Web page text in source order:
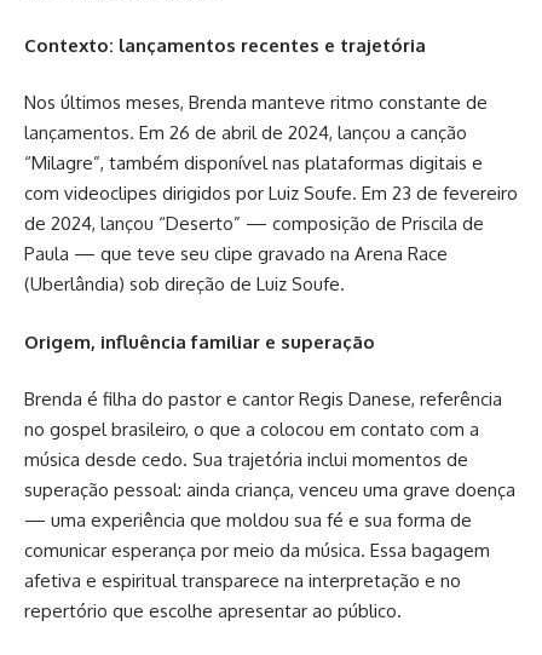
Contexto: lançamentos recentes e trajetória
Nos últimos meses, Brenda manteve ritmo constante de
lançamentos. Em 26 de abril de 2024, lançou a canção
“Milagre”, também disponível nas plataformas digitais e
com videoclipes dirigidos por Luiz Soufe. Em 23 de fevereiro
de 2024, lançou “Deserto” — composição de Priscila de
Paula — que teve seu clipe gravado na Arena Race
(Uberlândia) sob direção de Luiz Soufe.
Origem, influência familiar e superação
Brenda é filha do pastor e cantor Regis Danese, referência
no gospel brasileiro, o que a colocou em contato com a
música desde cedo. Sua trajetória inclui momentos de
superação pessoal: ainda criança, venceu uma grave doença
— uma experiência que moldou sua fé e sua forma de
comunicar esperança por meio da música. Essa bagagem
afetiva e espiritual transparece na interpretação e no
repertório que escolhe apresentar ao público.